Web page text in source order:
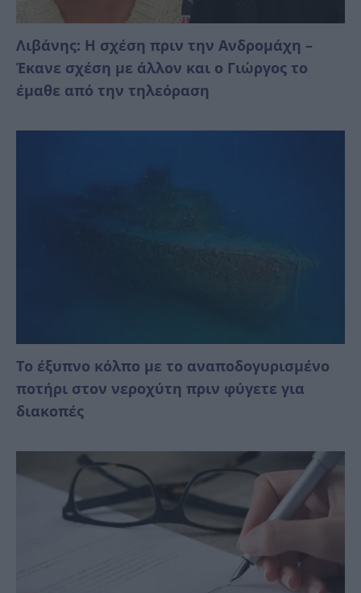
Λιβάνης: Η σχέση πριν την Ανδρομάχη –
Έκανε σχέση με άλλον και ο Γιώργος το
έμαθε από την τηλεόραση
Το έξυπνο κόλπο με το αναποδογυρισμένο
ποτήρι στον νεροχύτη πριν φύγετε για
διακοπές